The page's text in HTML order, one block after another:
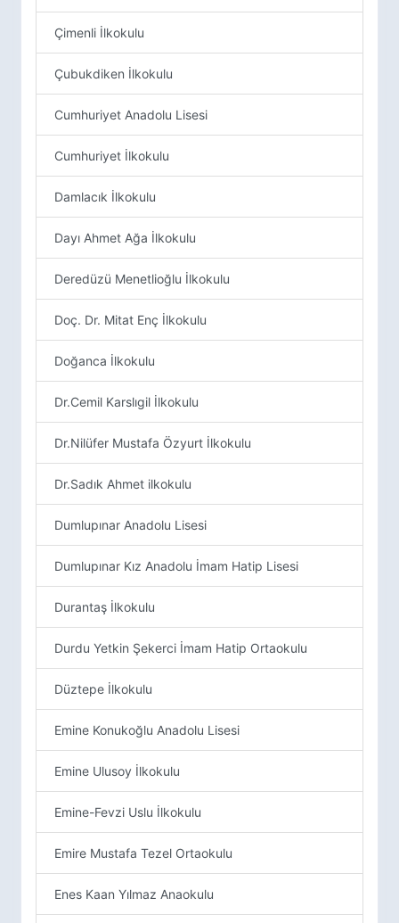
Çimenli İlkokulu
Çubukdiken İlkokulu
Cumhuriyet Anadolu Lisesi
Cumhuriyet İlkokulu
Damlacık İlkokulu
Dayı Ahmet Ağa İlkokulu
Deredüzü Menetlioğlu İlkokulu
Doç. Dr. Mitat Enç İlkokulu
Doğanca İlkokulu
Dr.Cemil Karslıgil İlkokulu
Dr.Nilüfer Mustafa Özyurt İlkokulu
Dr.Sadık Ahmet ilkokulu
Dumlupınar Anadolu Lisesi
Dumlupınar Kız Anadolu İmam Hatip Lisesi
Durantaş İlkokulu
Durdu Yetkin Şekerci İmam Hatip Ortaokulu
Düztepe İlkokulu
Emine Konukoğlu Anadolu Lisesi
Emine Ulusoy İlkokulu
Emine-Fevzi Uslu İlkokulu
Emire Mustafa Tezel Ortaokulu
Enes Kaan Yılmaz Anaokulu